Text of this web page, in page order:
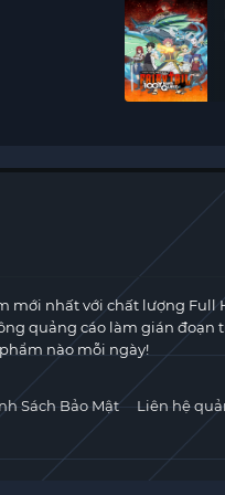
mới nhất với chất lượng Full
quảng cáo làm gián
nào mỗi ngày!
Sách Bảo Mật Liên hệ